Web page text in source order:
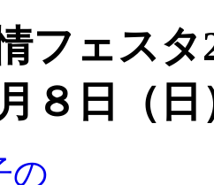
フェス
８日（